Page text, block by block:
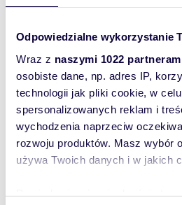
Odpowiedzialne wykorzystanie
Wraz z naszymi 1022
osobiste dane, np. adres IP,
technologii jak pliki cookie, w
spersonalizowanych reklam i
wychodzenia naprzeciw
rozwoju produktów. Masz wybór
używa Twoich danych i w jakich
Nieruchomości Ewa Żurowska-
602 72
690 36
Zostaw telefon,